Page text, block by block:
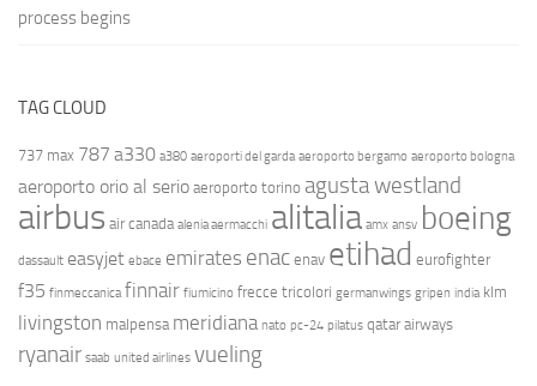
process begins
TAG CLOUD
737 max 787 a330 a380 aeroporti del garda aeroporto bergamo aeroporto bologna
aeroporto orio al serio aeroporto torino agusta westland
airbus air canada alenia aermacchi alitalia amx ansv boeing
dassault easyjet ebace emirates enac enav etihad eurofighter
f35 finmeccanica finnair fiumicino frecce tricolori germanwings gripen india klm
livingston malpensa meridiana nato pc-24 pilatus qatar airways
ryanair saab united airlines vueling